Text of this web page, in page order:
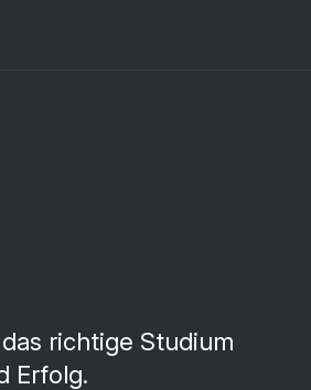
richtige Studium
Erfolg.